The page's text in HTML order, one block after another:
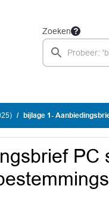
Zoeken
bijlage 1- Aanbiedingsbrief PC stukken
PC